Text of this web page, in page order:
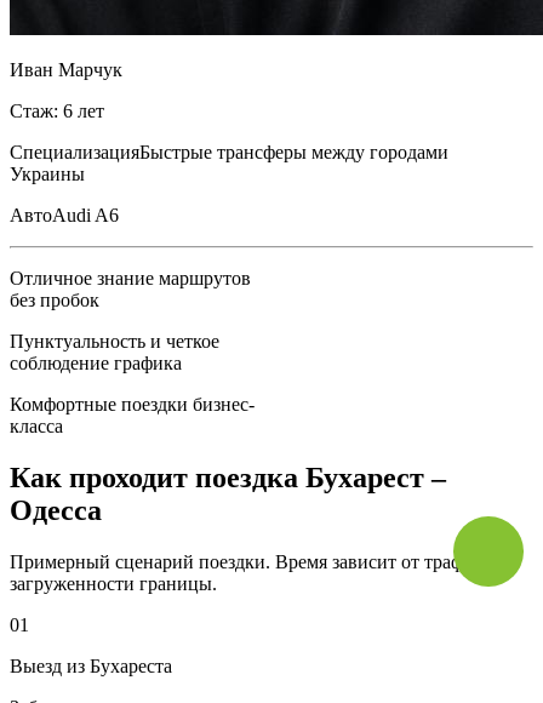
Иван Марчук
Стаж: 6 лет
СпециализацияБыстрые трансферы между городами
Украины
АвтоAudi A6
Отличное знание маршрутов
без пробок
Пунктуальность и четкое
соблюдение графика
Комфортные поездки бизнес-
класса
Как проходит поездка Бухарест –
Одесса
Примерный сценарий поездки. Время зависит от трафика и
загруженности границы.
01
Выезд из Бухареста